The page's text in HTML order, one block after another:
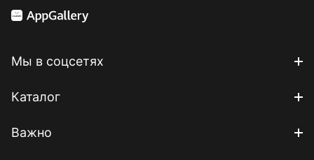
Мы в соцсетях
Каталог
Важно